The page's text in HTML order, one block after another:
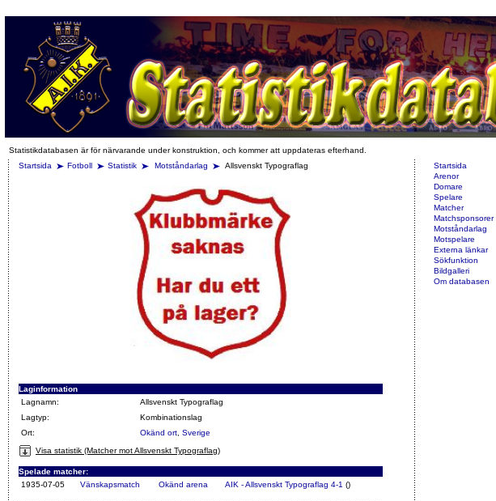
Statistikdatabasen är för närvarande under konstruktion, och kommer att uppdateras efterhand.
Startsida
Fotboll Statistik Motståndarlag Allsvenskt Typograflag
Laginformation
Lagnamn:
Allsvenskt Typograflag
Lagtyp:
Kombinationslag
Ort:
Okänd ort Sverige
Visa statistik (Matcher mot Allsvenskt Typograflag)
Spelade matcher:
1935-07-05
Vänskapsmatch Okänd arena AIK - Allsvenskt Typograflag 4-1 ()
Startsida
Arenor
Domare
Spelare
Matcher
Matchsponsorer
Motståndarlag
Motspelare
Externa länkar
Sökfunktion
Bildgalleri
Om databasen